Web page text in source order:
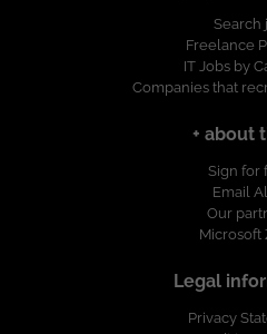
Search
Freelance
IT Jobs by
Companies that
+ about
Sign for
Email
Our
Microsoft
Legal
Privacy